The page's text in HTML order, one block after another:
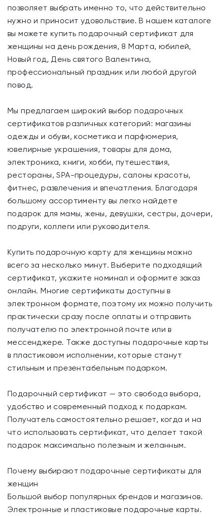
позволяет выбрать именно то, что действительно
нужно и приносит удовольствие. В нашем каталоге
вы можете купить подарочный сертификат для
женщины на день рождения, 8 Марта, юбилей,
Новый год, День святого Валентина,
профессиональный праздник или любой другой
повод.
Мы предлагаем широкий выбор подарочных
сертификатов различных категорий: магазины
одежды и обуви, косметика и парфюмерия,
ювелирные украшения, товары для дома,
электроника, книги, хобби, путешествия,
рестораны, SPA-процедуры, салоны красоты,
фитнес, развлечения и впечатления. Благодаря
большому ассортименту вы легко найдете
подарок для мамы, жены, девушки, сестры, дочери,
подруги, коллеги или руководителя.
Купить подарочную карту для женщины можно
всего за несколько минут. Выберите подходящий
сертификат, укажите номинал и оформите заказ
онлайн. Многие сертификаты доступны в
электронном формате, поэтому их можно получить
практически сразу после оплаты и отправить
получателю по электронной почте или в
мессенджере. Также доступны подарочные карты
в пластиковом исполнении, которые станут
стильным и презентабельным подарком.
Подарочный сертификат — это свобода выбора,
удобство и современный подход к подаркам.
Получатель самостоятельно решает, когда и на
что использовать сертификат, что делает такой
подарок максимально полезным и желанным.
Почему выбирают подарочные сертификаты для
женщин
Большой выбор популярных брендов и магазинов.
Электронные и пластиковые подарочные карты.